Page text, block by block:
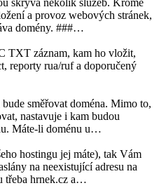
a provoz webových stránek,
domény. ###…
záznam, kam ho vložit,
reporty rua/ruf a doporučený
směřovat doména. Mimo to,
nastavuje i kam budou
Máte-li doménu u…
hostingu jej máte), tak Vám
na neexistující adresu na
třeba hrnek.cz a…